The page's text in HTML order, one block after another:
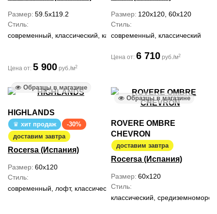
Размер 59.5x119.2
Стиль
современный, классический, кантри, ар деко
Цена от: 5 900 руб./м2
Размер 120x120, 60x120
Стиль
современный, классический
Цена от: 6 710 руб./м2
Образцы в магазине
HIGHLANDS
хит продаж
-30%
доставим завтра
Rocersa (Испания)
Размер 60x120
Стиль
современный, лофт, классический
Образцы в магазине
ROVERE OMBRE
CHEVRON
доставим завтра
Rocersa (Испания)
Размер 60x120
Стиль
классический,